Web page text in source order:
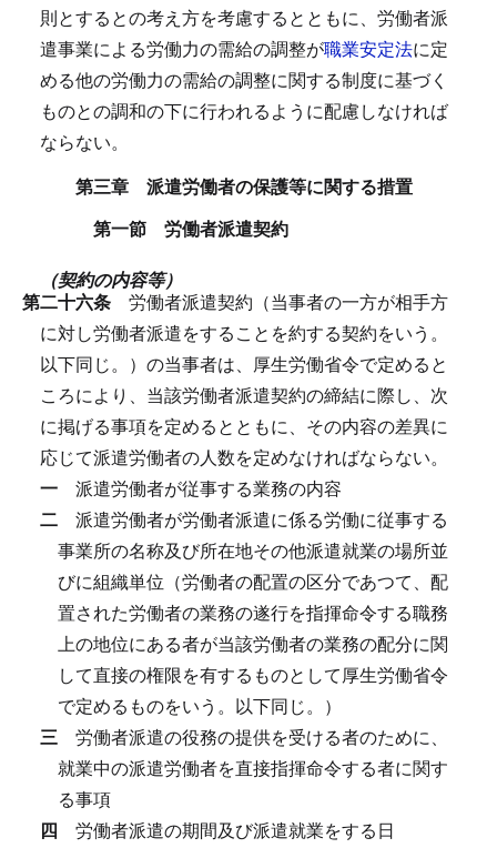
則とするとの考え方を考慮するとともに、労働者派
遣事業による労働力の需給の調整が職業安定法に定
める他の労働力の需給の調整に関する制度に基づく
ものとの調和の下に行われるように配慮しなければ
ならない。
第三章 派遣労働者の保護等に関する措置
第一節 労働者派遣契約
（契約の内容等）
第二十六条 労働者派遣契約（当事者の一方が相手方
に対し労働者派遣をすることを約する契約をいう。
以下同じ。）の当事者は、厚生労働省令で定めると
ころにより、当該労働者派遣契約の締結に際し、次
に掲げる事項を定めるとともに、その内容の差異に
応じて派遣労働者の人数を定めなければならない。
一 派遣労働者が従事する業務の内容
二 派遣労働者が労働者派遣に係る労働に従事する
事業所の名称及び所在地その他派遣就業の場所並
びに組織単位（労働者の配置の区分であつて、配
置された労働者の業務の遂行を指揮命令する職務
上の地位にある者が当該労働者の業務の配分に関
して直接の権限を有するものとして厚生労働省令
で定めるものをいう。以下同じ。）
三 労働者派遣の役務の提供を受ける者のために、
就業中の派遣労働者を直接指揮命令する者に関す
る事項
四 労働者派遣の期間及び派遣就業をする日